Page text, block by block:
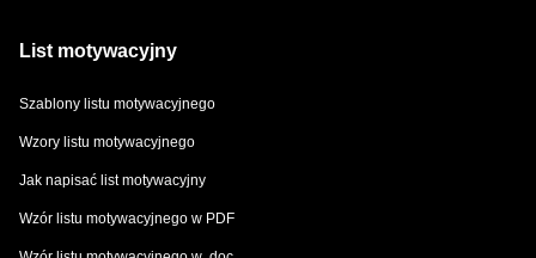
List motywacyjny
Szablony listu motywacyjnego
Wzory listu motywacyjnego
Jak napisać list motywacyjny
Wzór listu motywacyjnego w PDF